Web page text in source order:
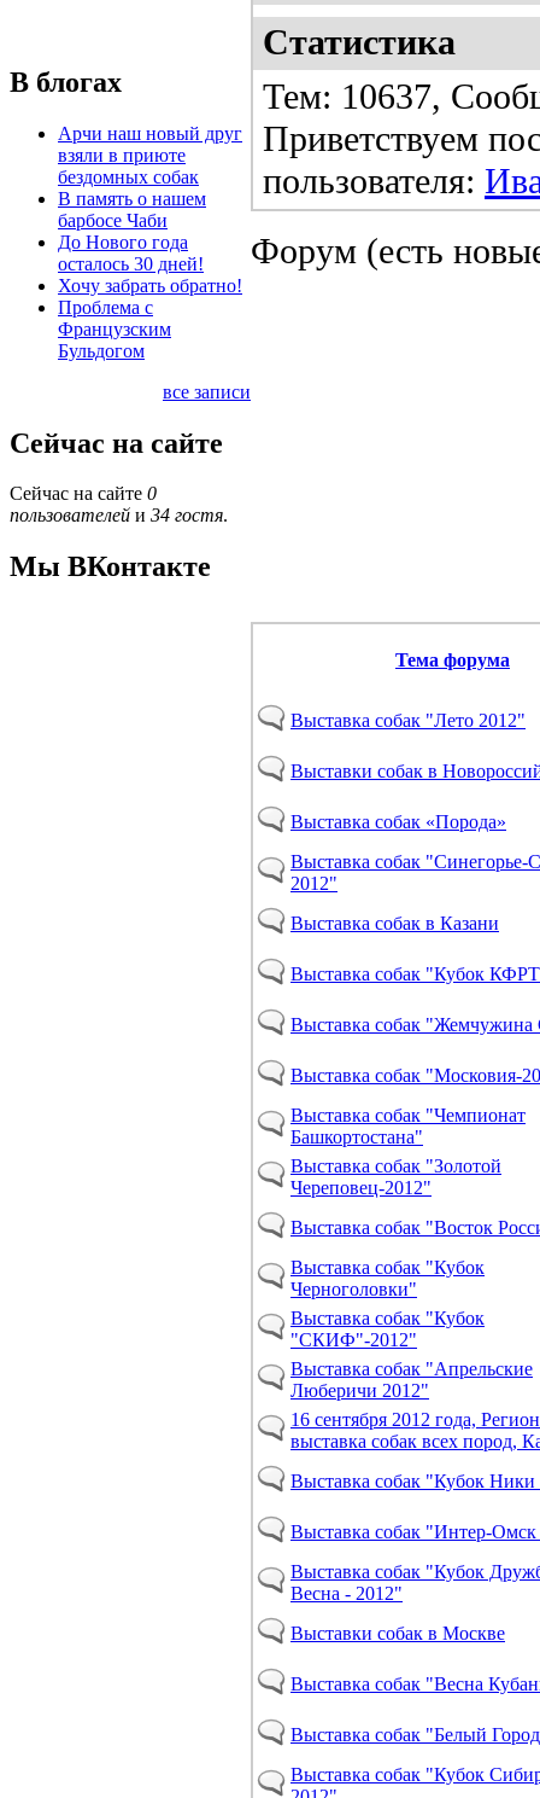
В блогах
Арчи наш новый друг
взяли в приюте
бездомных собак
В память о нашем
барбосе Чаби
До Нового года
осталось 30 дней!
Хочу забрать обратно!
Проблема с
Французским
Бульдогом
все записи
Сейчас на сайте
Сейчас на сайте 0
пользователей и 34 гостя.
Мы ВКонтакте
Статистика
Тем: 10637,
Приветствуем
пользователя:
Форум (есть
Тема форума
Выставка собак "Лето 2012"
Выставки собак в
Выставка собак «Порода»
Выставка собак "Синегорье-
2012"
Выставка собак в Казани
Выставка собак "Кубок
Выставка собак
Выставка собак "Московия-
Выставка собак "Чемпионат
Башкортостана"
Выставка собак "Золотой
Череповец-2012"
Выставка собак "Восток
Выставка собак "Кубок
Черноголовки"
Выставка собак "Кубок
"СКИФ"-2012"
Выставка собак "Апрельские
Люберичи 2012"
16 сентября 2012 года,
выставка собак всех пород,
Выставка собак "Кубок Ники
Выставка собак "Интер-
Выставка собак "Кубок
Весна - 2012"
Выставки собак в Москве
Выставка собак "Весна
Выставка собак "Белый
Выставка собак "Кубок